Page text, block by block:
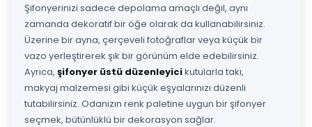
Şifonyerinizi sadece depolama amaçlı değil, aynı
zamanda dekoratif bir öğe olarak da kullanabilirsiniz.
Üzerine bir ayna, çerçeveli fotoğraflar veya küçük bir
vazo yerleştirerek şık bir görünüm elde edebilirsiniz.
Ayrıca, şifonyer üstü düzenleyicikutularla takı,
makyaj malzemesi gibi küçük eşyalarınızı düzenli
tutabilirsiniz. Odanızın renk paletine uygun bir şifonyer
seçmek, bütünlüklü bir dekorasyon sağlar.